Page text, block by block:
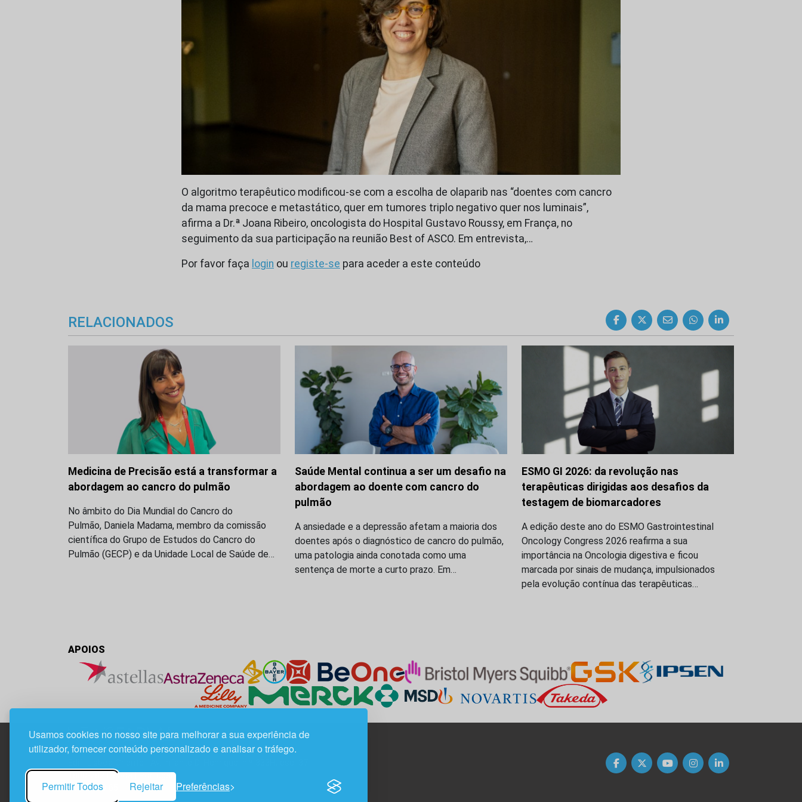
Usamos cookies no nosso site para melhorar a sua experiência de
utilizador, fornecer conteúdo personalizado e analisar o tráfego.
Permitir Todos Rejeitar Preferências
O algoritmo terapêutico modificou-se com a escolha de olaparib nas “doentes com cancro
da mama precoce e metastático, quer em tumores triplo negativo quer nos luminais”,
afirma a Dr.ª Joana Ribeiro, oncologista do Hospital Gustavo Roussy, em França, no
seguimento da sua participação na reunião Best of ASCO. Em entrevista,…
Por favor faça login ou registe-se para aceder a este conteúdo
RELACIONADOS
Medicina de Precisão está a transformar a
abordagem ao cancro do pulmão
No âmbito do Dia Mundial do Cancro do
Pulmão, Daniela Madama, membro da comissão
científica do Grupo de Estudos do Cancro do
Pulmão (GECP) e da Unidade Local de Saúde de…
Saúde Mental continua a ser um desafio na
abordagem ao doente com cancro do
pulmão
A ansiedade e a depressão afetam a maioria dos
doentes após o diagnóstico de cancro do pulmão,
uma patologia ainda conotada como uma
sentença de morte a curto prazo. Em…
ESMO GI 2026: da revolução nas
terapêuticas dirigidas aos desafios da
testagem de biomarcadores
A edição deste ano do ESMO Gastrointestinal
Oncology Congress 2026 reafirma a sua
importância na Oncologia digestiva e ficou
marcada por sinais de mudança, impulsionados
pela evolução contínua das terapêuticas…
APOIOS
1800-282 Lisboa | Portugal
21 850 40 65